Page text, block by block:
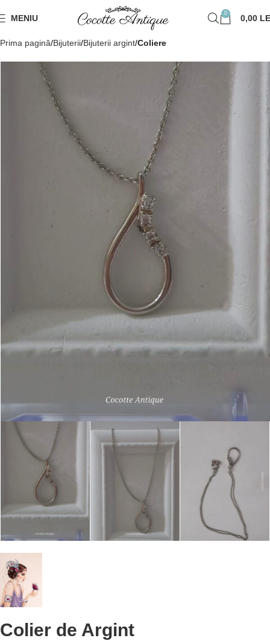
MENIU 0 0,00
Prima pagină Bijuterii Bijuterii argint Coliere
Colier de Argint